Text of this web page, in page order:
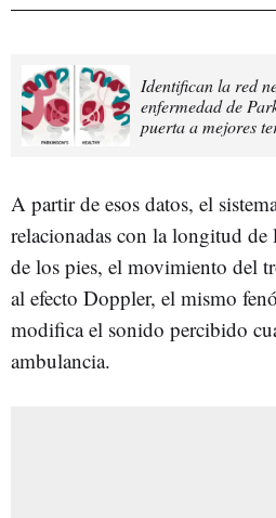
Identifican la red
enfermedad de
puerta a mejores
A partir de esos datos, el
relacionadas con la longitud de
de los pies, el movimiento del
al efecto Doppler, el mismo
modifica el sonido percibido
ambulancia.